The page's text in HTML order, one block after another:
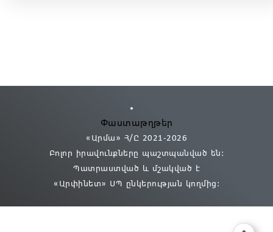
Փաստաթղթեր
«Արմա» Հ/Ը 2021-2026
Բոլոր իրավունքները պաշտպանված են:
Պատրաստված և մշակված է
«Արփինետ» ՍՊ ընկերության կողմից։